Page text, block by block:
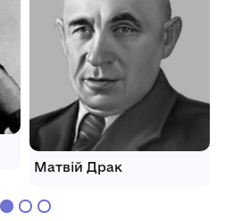
Матвій Драк